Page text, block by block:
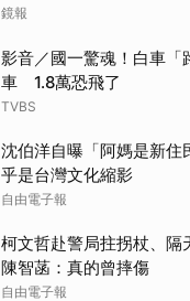
鏡報
影音／國一驚魂！白車「
車 1.8萬恐飛了
TVBS
沈伯洋自曝「阿媽是新住
乎是台灣文化縮影
自由電子報
柯文哲赴警局拄拐杖、隔
陳智菡：真的曾摔傷
自由電子報